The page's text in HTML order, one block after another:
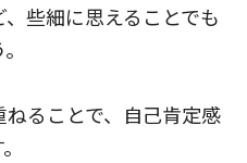
些細に思えることでも
ることで、自己肯定感